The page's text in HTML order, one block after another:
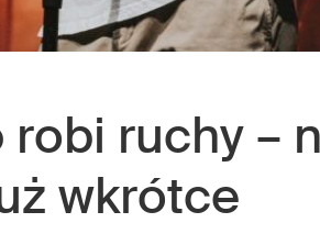
robi ruchy –
wkrótce